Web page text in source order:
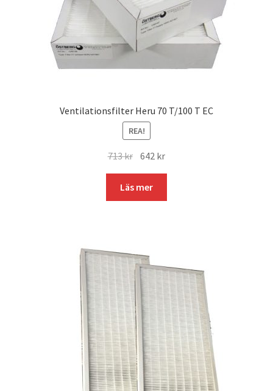
Ventilationsfilter Heru 70 T/100 T EC
REA!
713kr Det
priset
var:
642 krDet
är:
Läs mer